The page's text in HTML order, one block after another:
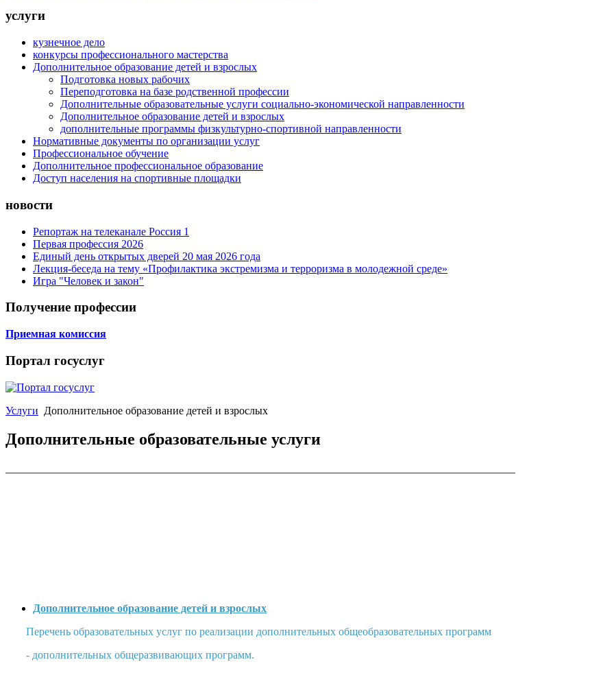
услуги
кузнечное дело
конкурсы профессионального мастерства
Дополнительное образование детей и взрослых
Подготовка новых рабочих
Переподготовка на базе родственной профессии
Дополнительные образовательные услуги социально-экономической направленности
Дополнительное образование детей и взрослых
дополнительные программы физкультурно-спортивной направленности
Нормативные документы по организации услуг
Профессиональное обучение
Дополнительное профессиональное образование
Доступ населения на спортивные площадки
новости
Репортаж на телеканале Россия 1
Первая профессия 2026
Единый день открытых дверей 20 мая 2026 года
Лекция-беседа на тему «Профилактика экстремизма и терроризма в молодежной среде»
Игра "Человек и закон"
Получение профессии
Приемная комиссия
Портал госуслуг
Услуги Дополнительное образование детей и взрослых
Дополнительные образовательные услуги
Дополнительное образование детей и взрослых
Перечень образовательных услуг по реализации дополнительных общеобразовательных программ
- дополнительных общеразвивающих программ.